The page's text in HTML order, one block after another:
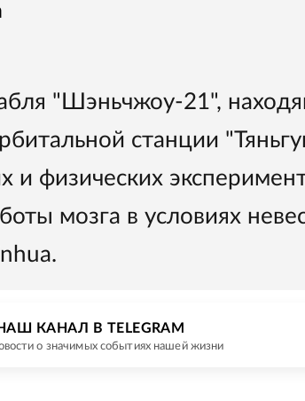
"Шэньчжоу-21",
станции
и физических
мозга в условиях
КАНАЛ В TELEGRAM
о значимых событиях нашей жизни